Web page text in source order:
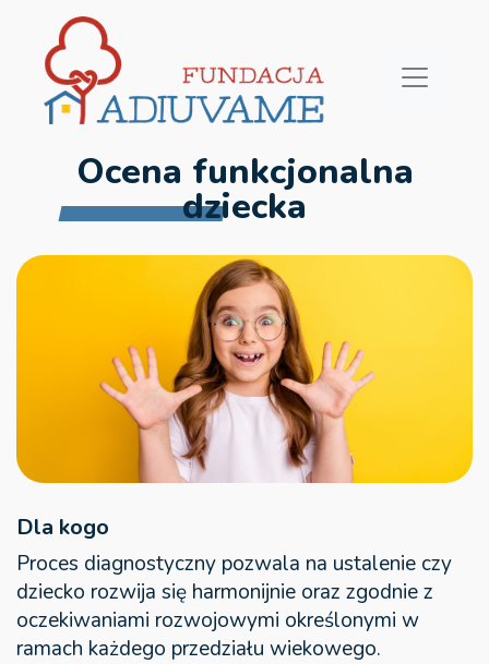
Ocena funkcjonalna
dziecka
Dla kogo
Proces diagnostyczny pozwala na ustalenie czy
dziecko rozwija się harmonijnie oraz zgodnie z
oczekiwaniami rozwojowymi określonymi w
ramach każdego przedziału wiekowego.